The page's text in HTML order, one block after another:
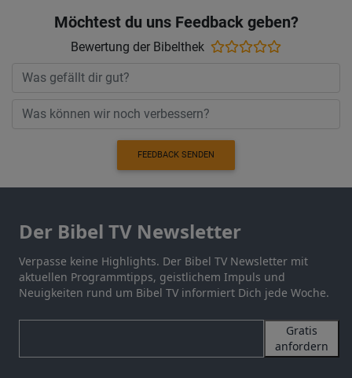
Möchtest du uns Feedback geben?
Bewertung der Bibelthek
FEEDBACK SENDEN
Der Bibel TV Newsletter
Verpasse keine Highlights. Der Bibel TV Newsletter mit
aktuellen Programmtipps, geistlichem Impuls und
Neuigkeiten rund um Bibel TV informiert Dich jede Woche.
Gratis
anfordern